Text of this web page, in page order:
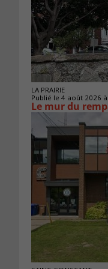
LA PRAIRIE
Publié le 4 août 2026
Le mur du